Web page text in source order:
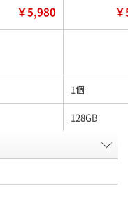
￥5,980
1個
128GB
ホワイト